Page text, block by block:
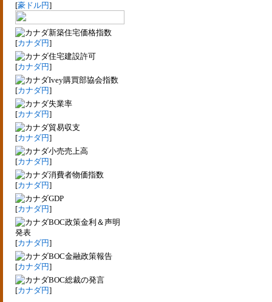
[豪ドル円]
新築住宅価格指数
[カナダ円]
住宅建設許可
[カナダ円]
Ivey購買部協会指数
[カナダ円]
失業率
[カナダ円]
貿易収支
[カナダ円]
小売売上高
[カナダ円]
消費者物価指数
[カナダ円]
GDP
[カナダ円]
BOC政策金利＆声明
発表
[カナダ円]
BOC金融政策報告
[カナダ円]
BOC総裁の発言
[カナダ円]